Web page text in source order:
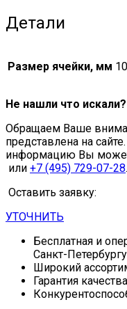
Детали
Размер ячейки, мм 10
Не нашли что искали?
Обращаем Ваше
представлена на
информацию Вы
или +7 (495) 729-07-28.
Оставить заявку:
УТОЧНИТЬ
Бесплатная и
Санкт-Петербургу
Широкий
Гарантия